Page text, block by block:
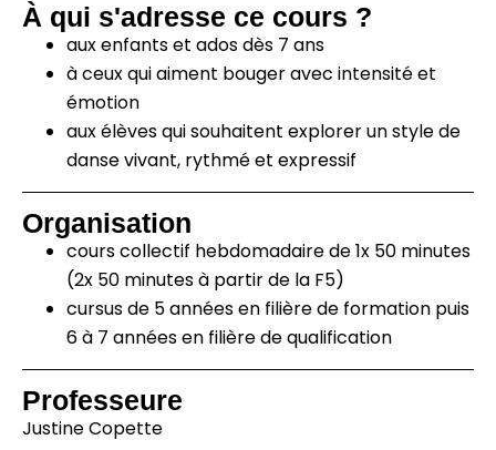
À qui s'adresse ce cours ?
aux enfants et ados dès 7 ans
à ceux qui aiment bouger avec intensité et
émotion
aux élèves qui souhaitent explorer un style de
danse vivant, rythmé et expressif
Organisation
cours collectif hebdomadaire de 1x 50 minutes
(2x 50 minutes à partir de la F5)
cursus de 5 années en filière de formation puis
6 à 7 années en filière de qualification
Professeure
Justine Copette